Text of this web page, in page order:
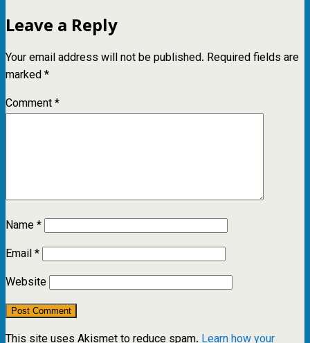
Leave a Reply
Your email address will not be published. Required fields are
marked*
Comment*
Name*
Email*
Website